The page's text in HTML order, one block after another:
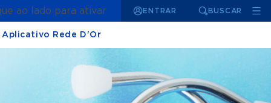
ao lado para ativar ENTRAR BUSCAR
Aplicativo Rede D'Or